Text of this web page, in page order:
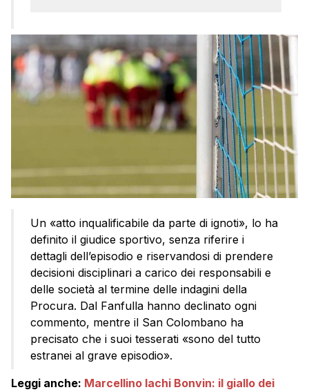
Un «atto inqualificabile da parte di ignoti», lo ha
definito il giudice sportivo, senza riferire i
dettagli dell’episodio e riservandosi di prendere
decisioni disciplinari a carico dei responsabili e
delle società al termine delle indagini della
Procura. Dal Fanfulla hanno declinato ogni
commento, mentre il San Colombano ha
precisato che i suoi tesserati «sono del tutto
estranei al grave episodio».
Leggi anche: Marcellino Iachi Bonvin: il giallo dei